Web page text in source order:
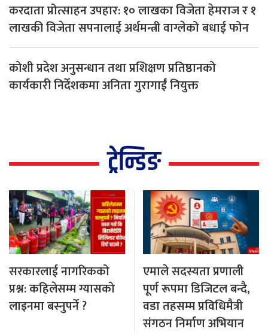
करदाता प्रोत्साहन उपहार: १० लाखका विजेता हेमराज र १
लाखकी विजेता सपनालाई अर्थमन्त्री वाग्लेको बधाई फोन
कोशी प्रदेश अनुसन्धान तथा प्रशिक्षण प्रतिष्ठानको
कार्यकारी निर्देशकमा अनिता गुरागाईं नियुक्त
ट्रेन्डिङ
सरकारलाई नागरिकको
प्रश्न: कहिलेसम्म ग्यासको
लाइनमा बस्नुपर्ने ?
एमाले सदस्यता प्रणाली
पूर्ण रूपमा डिजिटल बन्दै,
वडा तहसम्म प्रविधिमैत्री
संगठन निर्माण अभियान